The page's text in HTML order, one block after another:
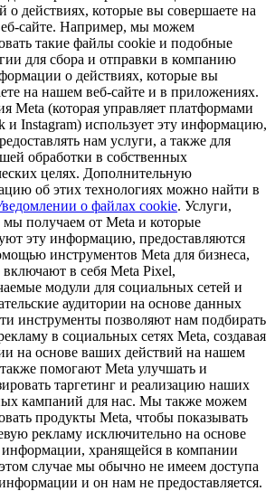
о действиях, которые вы совершаете на
сайте. Например, мы можем
такие файлы cookie и подобные
для сбора и отправки в компанию
о действиях, которые вы
на нашем веб-сайте и в приложениях.
Meta (которая управляет платформами
и Instagram) использует эту информацию,
нам услуги, а также для
обработки в собственных
целях. Дополнительную
об этих технологиях можно найти в
о файлах cookie. Услуги,
мы получаем от Meta и которые
эту информацию, предоставляются
инструментов Meta для бизнеса,
включают в себя Meta Pixel,
модули для социальных сетей и
аудитории на основе данных
инструменты позволяют нам подбирать
в социальных сетях Meta, создавая
на основе ваших действий на нашем
также помогают Meta улучшать и
таргетинг и реализацию наших
кампаний для нас. Мы также можем
продукты Meta, чтобы показывать
рекламу исключительно на основе
хранящейся в компании
случае мы обычно не имеем доступа
и он нам не предоставляется.